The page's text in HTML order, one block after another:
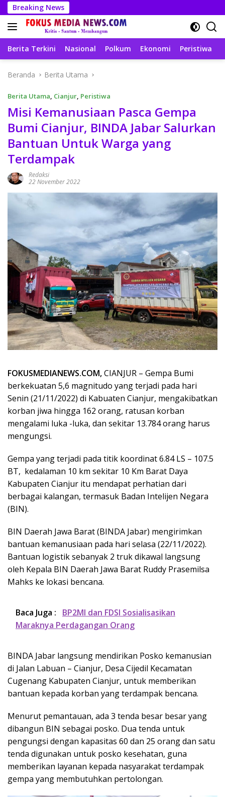
Langsung
ke
konten
Breaking News
Berita Terkini Nasional Polkum Ekonomi Peristiwa
Beranda Berita Utama
Berita Utama, Cianjur, Peristiwa
Misi Kemanusiaan Pasca Gempa
Bumi Cianjur, BINDA Jabar Salurkan
Bantuan Untuk Warga yang
Terdampak
Redaksi
22 November 2022
FOKUSMEDIANEWS.COM,CIANJUR – Gempa Bumi
berkekuatan 5,6 magnitudo yang terjadi pada hari
Senin (21/11/2022) di Kabuaten Cianjur, mengakibatkan
korban jiwa hingga 162 orang, ratusan korban
mengalami luka -luka, dan sekitar 13.784 orang harus
mengungsi.
Gempa yang terjadi pada titik koordinat 6.84 LS – 107.5
BT, kedalaman 10 km sekitar 10 Km Barat Daya
Kabupaten Cianjur itu mendapat perhatian dari
berbagai kalangan, termasuk Badan Intelijen Negara
(BIN).
BIN Daerah Jawa Barat (BINDA Jabar) mengirimkan
bantuan kemanusiaan pada hari selasa (22/11/2022).
Bantuan logistik sebanyak 2 truk dikawal langsung
oleh Kepala BIN Daerah Jawa Barat Ruddy Prasemilsa
Mahks ke lokasi bencana.
Baca Juga :
BP2MI dan FDSI Sosialisasikan
Maraknya Perdagangan Orang
BINDA Jabar langsung mendirikan Posko kemanusian
di Jalan Labuan – Cianjur, Desa Cijedil Kecamatan
Cugenang Kabupaten Cianjur, untuk memberikan
bantuan kepada korban yang terdampak bencana.
Menurut pemantauan, ada 3 tenda besar besar yang
dibangun BIN sebagai posko. Dua tenda untuk
pengungsi dengan kapasitas 60 dan 25 orang dan satu
tenda digunakan untuk posko kesehatan, guna
memberikan layanan kepada nasyarakat terdampak
gempa yang membutuhkan pertolongan.